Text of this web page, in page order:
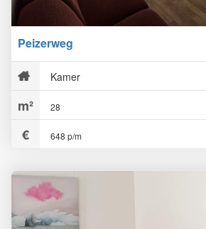
Peizerweg
Kamer
28
648 p/m